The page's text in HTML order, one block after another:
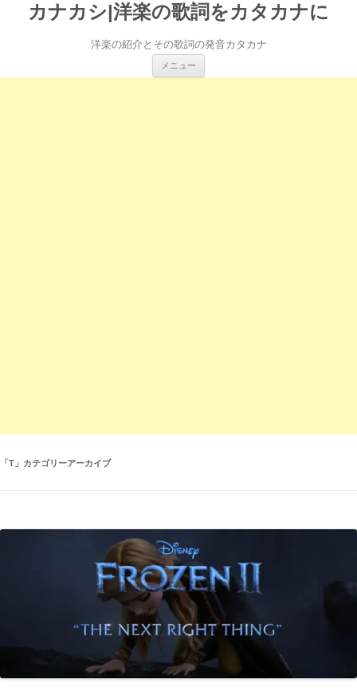
カナカシ|洋楽の歌詞をカタカナに
洋楽の紹介とその歌詞の発音カタカナ
メニュー
「T 」カテゴリーアーカイブ